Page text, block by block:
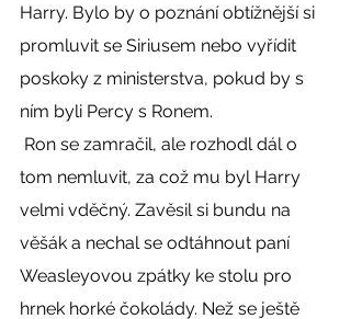
Harry. Bylo by o poznání obtížnější si
promluvit se Siriusem nebo vyřídit
poskoky z ministerstva, pokud by s
ním byli Percy s Ronem.
tom nemluvit, za což mu byl Harry
velmi vděčný. Zavěsil si bundu na
věšák a nechal se odtáhnout paní
Weasleyovou zpátky ke stolu pro
hrnek horké čokolády. Než se ještě